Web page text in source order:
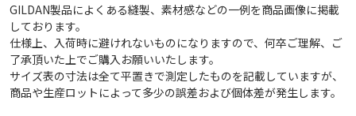
GILDAN製品によくある縫製、素材感などの一例を商品画像に掲載
しております。
仕様上、入荷時に避けれないものになりますので、何卒ご理解、ご
了承頂いた上でご購入お願いいたします。
サイズ表の寸法は全て平置きで測定したものを記載していますが、
商品や生産ロットによって多少の誤差および個体差が発生します。